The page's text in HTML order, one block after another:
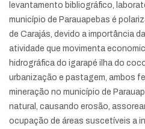
levantamento bibliográfico,
município de Parauapebas é
de Carajás, devido a importância
atividade que movimenta
hidrográfica do igarapé ilha do
urbanização e pastagem, ambos
mineração no município de
natural, causando erosão,
ocupação de áreas suscetíveis a